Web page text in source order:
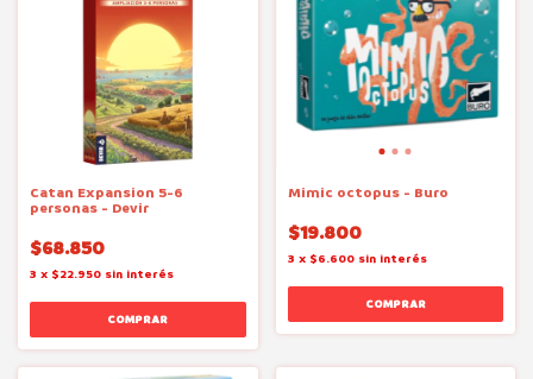
Catan Expansion 5-6
personas - Devir
$68.850
3 x $22.950 sin interés
Mimic octopus - Buro
$19.800
3 x $6.600 sin interés